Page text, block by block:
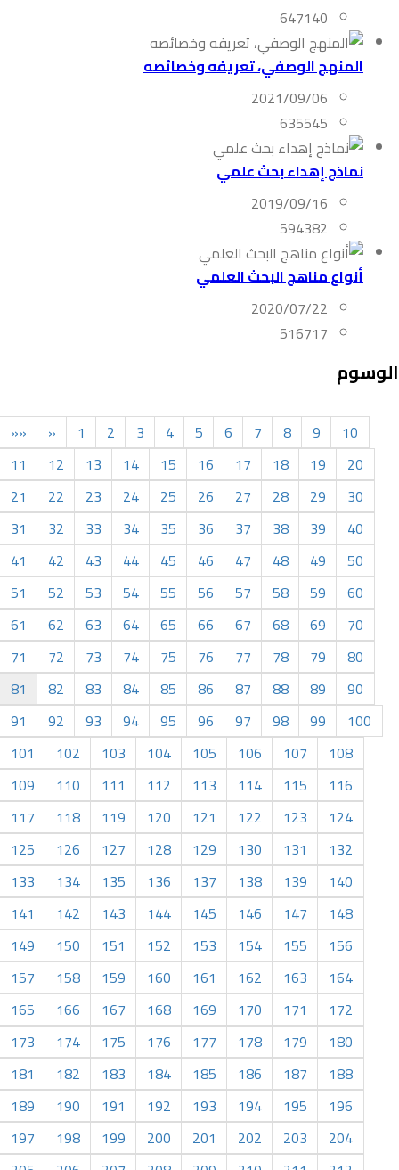
647140
المنهج الوصفي، تعريفه وخصائصه
2021/09/06
635545
نماذج إهداء بحث علمي
2019/09/16
594382
أنواع مناهج البحث العلمي
2020/07/22
516717
الوسوم
«« « 1 2 3 4 5 6 7 8 9
10
11
12 13 14 15 16 17 18 19
20
21
22 23 24 25 26 27 28 29
30
31
32 33 34 35 36 37 38 39
40
41
42 43 44 45 46 47 48 49
50
51
52 53 54 55 56 57 58 59
60
61
62 63 64 65 66 67 68 69
70
71
72 73 74 75 76 77 78 79
80
81
82 83 84 85 86 87 88 89
90
91
92 93 94 95 96 97 98 99
100
101
102 103 104 105 106 107
108
109
110 111 112 113 114 115
116
117
118 119 120 121 122 123
124
125
126 127 128 129 130 131
132
133
134 135 136 137 138 139
140
141
142 143 144 145 146 147
148
149
150 151 152 153 154 155
156
157
158 159 160 161 162 163
164
165
166 167 168 169 170 171
172
173
174 175 176 177 178 179
180
181
182 183 184 185 186 187
188
189
190 191 192 193 194 195
196
197
198 199 200 201 202 203
204